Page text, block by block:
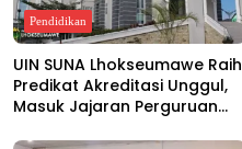
Pendidikan
UIN SUNA Lhokseumawe Raih
Predikat Akreditasi Unggul,
Masuk Jajaran Perguruan